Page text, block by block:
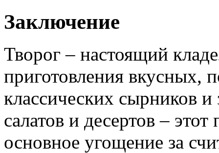
Заключение
Творог – настоящий
приготовления вкусных,
классических сырников
салатов и десертов –
основное угощение за